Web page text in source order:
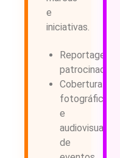
e
iniciativas.
Reportagens
patrocinadas
Cobertura
fotográfica
e
audiovisual
de